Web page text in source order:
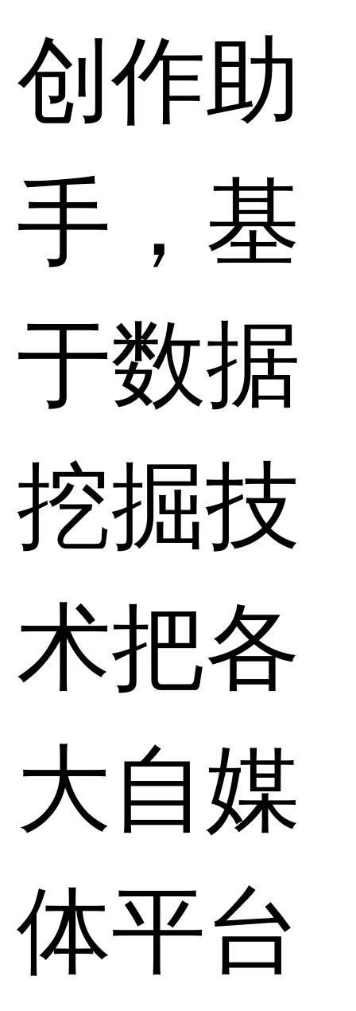
创作助
手，基
于数据
挖掘技
术把各
大自媒
体平台